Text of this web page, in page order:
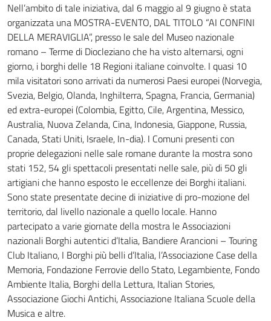
Nell’ambito di tale iniziativa, dal 6 maggio al 9 giugno è stata
organizzata una MOSTRA-EVENTO, DAL TITOLO “AI CONFINI
DELLA MERAVIGLIA”, presso le sale del Museo nazionale
romano – Terme di Diocleziano che ha visto alternarsi, ogni
giorno, i borghi delle 18 Regioni italiane coinvolte. I quasi 10
mila visitatori sono arrivati da numerosi Paesi europei (Norvegia,
Svezia, Belgio, Olanda, Inghilterra, Spagna, Francia, Germania)
ed extra-europei (Colombia, Egitto, Cile, Argentina, Messico,
Australia, Nuova Zelanda, Cina, Indonesia, Giappone, Russia,
Canada, Stati Uniti, Israele, In-dia). I Comuni presenti con
proprie delegazioni nelle sale romane durante la mostra sono
stati 152, 54 gli spettacoli presentati nelle sale, più di 50 gli
artigiani che hanno esposto le eccellenze dei Borghi italiani.
Sono state presentate decine di iniziative di pro-mozione del
territorio, dal livello nazionale a quello locale. Hanno
partecipato a varie giornate della mostra le Associazioni
nazionali Borghi autentici d’Italia, Bandiere Arancioni – Touring
Club Italiano, I Borghi più belli d’Italia, l’Associazione Case della
Memoria, Fondazione Ferrovie dello Stato, Legambiente, Fondo
Ambiente Italia, Borghi della Lettura, Italian Stories,
Associazione Giochi Antichi, Associazione Italiana Scuole della
Musica e altre.